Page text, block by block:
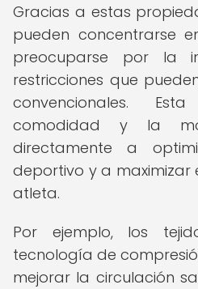
Gracias a estas
pueden concentrarse
preocuparse por la
restricciones que
convencionales.
comodidad y la
directamente a
deportivo y a
atleta.
Por ejemplo, los
tecnología de
mejorar la circulación